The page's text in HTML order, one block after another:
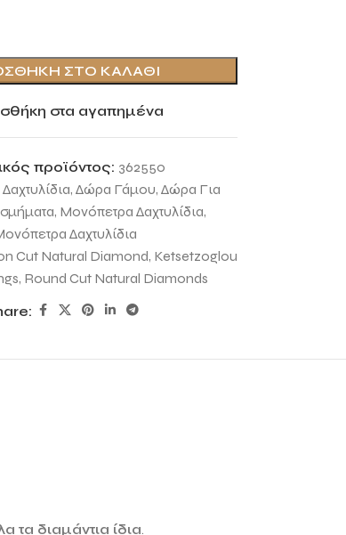
ΣΤΟ ΚΑΛΆΘΙ
στα αγαπημένα
προϊόντος: 362550
Δαχτυλίδια, Δώρα Γάμου, Δώρα Για
, Μονόπετρα Δαχτυλίδια,
Δαχτυλίδια
Cut Natural Diamond, Ketsetzoglou
, Round Cut Natural Diamonds
τα διαμάντια ίδια.